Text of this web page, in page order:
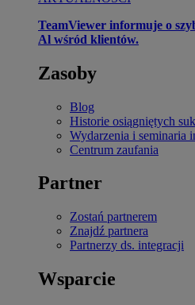
TeamViewer informuje o
Al wśród klientów.
Zasoby
Blog
Historie osiągniętych
Wydarzenia i seminaria
Centrum zaufania
Partner
Zostań partnerem
Znajdź partnera
Partnerzy ds. integracji
Wsparcie